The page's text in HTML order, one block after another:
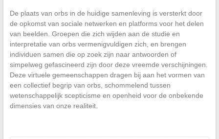
De plaats van orbs in de huidige samenleving is versterkt door
de opkomst van sociale netwerken en platforms voor het delen
van beelden. Groepen die zich wijden aan de studie en
interpretatie van orbs vermenigvuldigen zich, en brengen
individuen samen die op zoek zijn naar antwoorden of
simpelweg gefascineerd zijn door deze vreemde verschijningen.
Deze virtuele gemeenschappen dragen bij aan het vormen van
een collectief begrip van orbs, schommelend tussen
wetenschappelijk scepticisme en openheid voor de onbekende
dimensies van onze realiteit.